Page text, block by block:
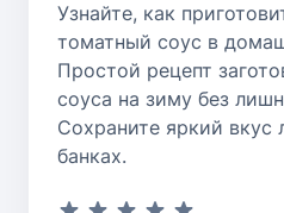
Узнайте, как
томатный соус в
Простой рецепт
соуса на зиму без
Сохраните яркий вкус
банках.